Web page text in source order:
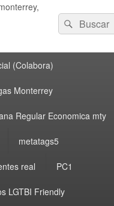
Buscar
por:
Buscar
(Colabora)
Monterrey
Regular Economica mty
metatags5
real PC1
LGTBI Friendly